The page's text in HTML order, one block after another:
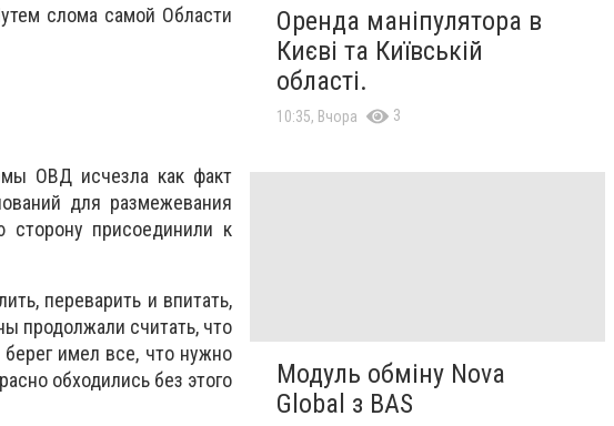
слома самой Области
ОВД исчезла как факт
для размежевания
сторону присоединили к
переварить и впитать,
продолжали считать, что
имел все, что нужно
обходились без этого
Оренда маніпулятора в
Києві та Київській
області.
10:35, Вчора 3
Модуль обміну Nova
Global з BAS